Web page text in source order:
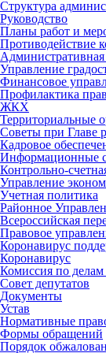
Структура
Руководство
Планы работ и
Противодействие
Управление
Финансовое
Профилактика
ЖКХ
Территориальные
Советы при Главе
Кадровое
Информационные
Контрольно-
Управление
Учетная политика
Районное
Всероссийская
Правовое
Коронавирус
Коронавирус
Комиссия по
Совет депутатов
Документы
Устав
Нормативные
Формы обращений
Порядок